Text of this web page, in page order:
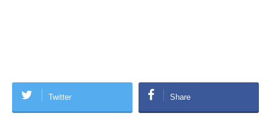
Twitter Share